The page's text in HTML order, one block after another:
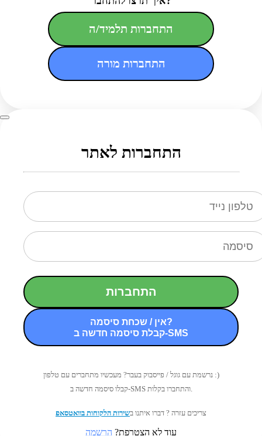
התחברות תלמיד/ה
התחברות מורה
התחברות לאתר
התחברות
אין / שכחת סיסמה?
קבלת סיסמה חדשה ב-SMS
נרשמת עם גוגל / פייסבוק בעבר? מעכשיו מתחברים עם טלפון :)
קבלו סיסמה חדשה ב-SMS והתחברו בקלות.
צריכים עזרה ? דברו איתנו בשירות הלקוחות בוואטסאפ
עוד לא הצטרפת? הרשמה